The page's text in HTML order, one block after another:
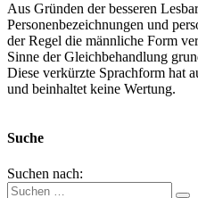
Aus Gründen der besseren
Personenbezeichnungen und
der Regel die männliche Form
Sinne der Gleichbehandlung
Diese verkürzte Sprachform hat
und beinhaltet keine Wertung.
Suche
Suchen nach: